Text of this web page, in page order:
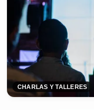
CHARLAS Y TALLERES